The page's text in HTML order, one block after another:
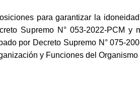
para garantizar la
Supremo N° 053-2022-PCM
por Decreto Supremo N° 075-
y Funciones del